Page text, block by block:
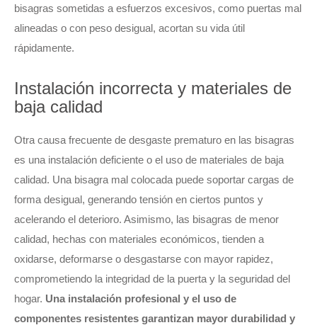
bisagras sometidas a esfuerzos excesivos, como puertas mal
alineadas o con peso desigual, acortan su vida útil
rápidamente.
Instalación incorrecta y materiales de
baja calidad
Otra causa frecuente de desgaste prematuro en las bisagras
es una instalación deficiente o el uso de materiales de baja
calidad. Una bisagra mal colocada puede soportar cargas de
forma desigual, generando tensión en ciertos puntos y
acelerando el deterioro. Asimismo, las bisagras de menor
calidad, hechas con materiales económicos, tienden a
oxidarse, deformarse o desgastarse con mayor rapidez,
comprometiendo la integridad de la puerta y la seguridad del
hogar. Una instalación profesional y el uso de
componentes resistentes garantizan mayor durabilidad y